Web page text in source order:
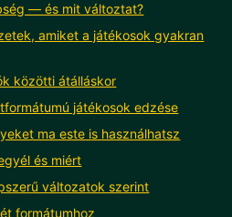
— és mit változtat?
amiket a játékosok gyakran
közötti átálláskor
játékosok edzése
ma este is használhatsz
és miért
változatok szerint
formátumhoz